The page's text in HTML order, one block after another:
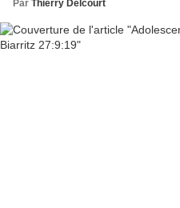
Par Thierry Delcourt